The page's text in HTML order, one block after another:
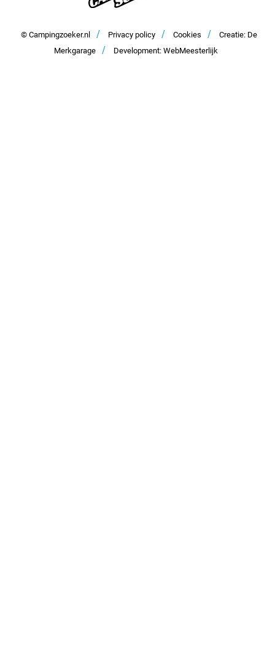
Kontakt
© Campingzoeker.nl / Privacy policy / Cookies /
Creatie: De
Merkgarage
/ Development: WebMeesterlijk